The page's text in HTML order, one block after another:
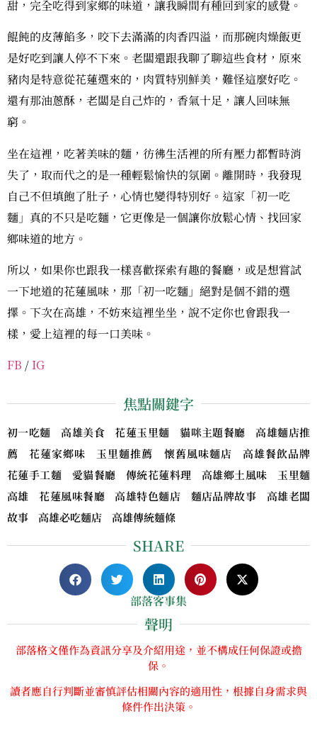
甜，完全吃得到家鄉的味道，讓我瞬間有種回到家的感覺。
餛飩的皮薄餡多，咬下去滿滿的肉香四溢，而那碗肉燥飯更
是好吃到讓人停不下來。老闆還跟我聊了聊這些食材，原來
豬肉是特意從花蓮選來的，肉質特別鮮美，難怪這麼好吃。
還有那油蔥酥，老闆是自己炸的，香氣十足，讓人回味無
窮。
坐在這裡，吃著美味的麵，彷彿生活裡的所有壓力都暫時消
失了，取而代之的是一種輕鬆愉快的氛圍。離開時，我發現
自己不但填飽了肚子，心情也變得特別好。這家「初一吃
麵」真的不只是吃麵，它更像是一個讓你放鬆心情、找回家
鄉味道的地方。
所以，如果你也跟我一樣喜歡探索有趣的餐廳，或是想嘗試
一下地道的花蓮風味，那「初一吃麵」絕對是個不錯的選
擇。下次在高雄，不妨來這裡坐坐，說不定你也會跟我一
樣，愛上這裡的每一口美味。
FB / IG
焦點關鍵字
初一吃麵 高雄美食 花蓮玉里麵 貓咪主題餐廳 高雄麵店推
薦 花蓮家鄉味 玉里麵推薦 懷舊風味麵店 高雄餐飲品牌
花蓮手工麵 愛貓餐廳 傳統花蓮料理 高雄鄉土風味 玉里麵
高雄 花蓮風味餐廳 高雄特色麵店 麵店品牌故事 高雄老闆
故事 高雄必吃麵店 高雄傳統麵條
SHARE
部落客事集
聲明
部落格文僅作為資訊分享及介紹用途，並不構成任何保證或擔
保。
讀者應自行判斷並審慎評估相關內容的適用性，根據自身需求與
條件作出決策。